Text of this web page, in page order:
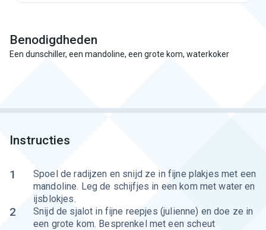
Benodigdheden
Een dunschiller, een mandoline, een grote kom, waterkoker
Instructies
1
Spoel de radijzen en snijd ze in fijne plakjes met een
mandoline. Leg de schijfjes in een kom met water en
ijsblokjes.
2
Snijd de sjalot in fijne reepjes (julienne) en doe ze in
een grote kom. Besprenkel met een scheut